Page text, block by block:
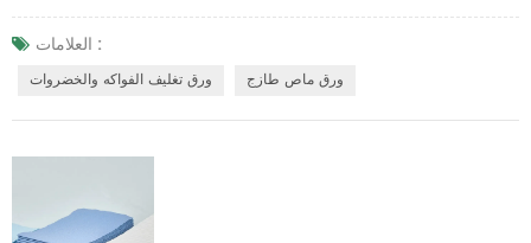
الورق الماص للمنتجات الطازجة. يهدف هذا المنتج من Telijie إلى توفير حماية عالية
الجودة، مما يضمن بقاء الفواكه والخضروات طازجة أثناء النقل والتخزين. الميزات
الرئيسية: صديقة للبيئة وقابلة للتحلل البيولوجي: مواد التعبئة والتغليف لدينا مصنوعة
العلامات :
ورق تغليف الفواكه والخضروات ورق ماص طازج